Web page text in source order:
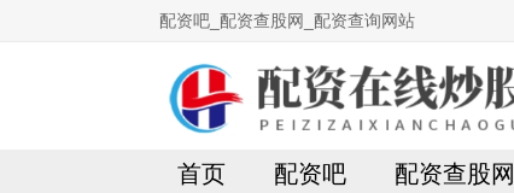
配资吧_配资查股网_配资查询网站
首页 配资吧 配资查股网